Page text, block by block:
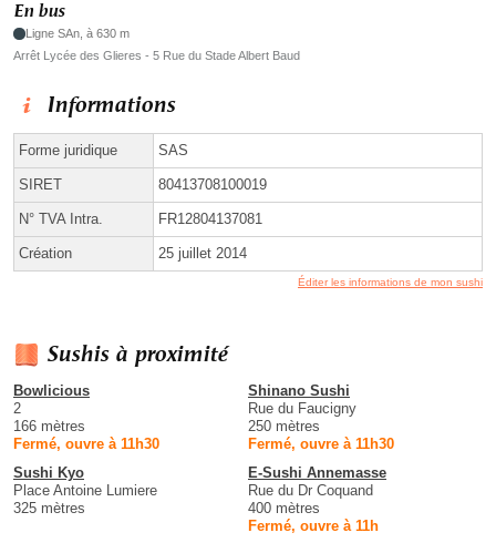
En bus
Ligne SAn, à 630 m
Arrêt Lycée des Glieres - 5 Rue du Stade Albert Baud
Informations
Forme juridique SAS
SIRET 80413708100019
N° TVA Intra. FR12804137081
Création 25 juillet 2014
Éditer les informations de mon sushi
Sushis à proximité
Bowlicious
2
166 mètres
Fermé, ouvre à 11h30
Shinano Sushi
Rue du Faucigny
250 mètres
Fermé, ouvre à 11h30
Sushi Kyo
Place Antoine Lumiere
325 mètres
E-Sushi Annemasse
Rue du Dr Coquand
400 mètres
Fermé, ouvre à 11h